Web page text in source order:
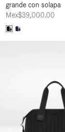
grande con solapa
Mex$39,000.00